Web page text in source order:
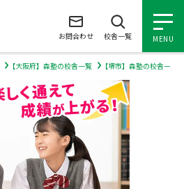
MENU
お問合わせ 校舎一覧
【大阪府】森塾の校舎一覧 【堺市】森塾の校舎一覧